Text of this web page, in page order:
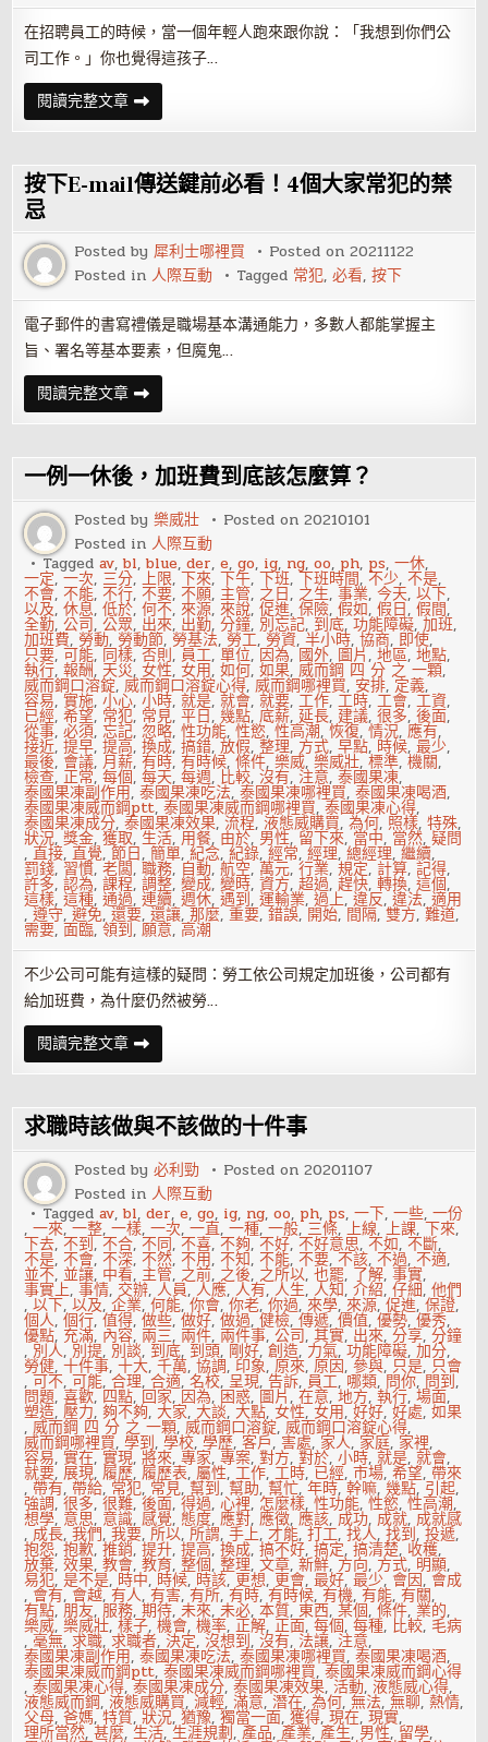
在招聘員工的時候，當一個年輕人跑來跟你說：「我想到你們公
司工作。」你也覺得這孩子…
閱讀完整文章面
試
被
你
想
在
幾
年？
該
怎
麼
回
答
按下E-mail傳送鍵前必看！4個大家常犯的禁
忌
Posted by犀利士哪裡買 Posted on20211122
Posted in人際互動 Tagged 常犯,必看,按下
電子郵件的書寫禮儀是職場基本溝通能力，多數人都能掌握主
旨、署名等基本要素，但魔鬼…
閱讀完整文章按
下
E-
傳
送
鍵
前
必
看！
4
個
大
家
常
犯
的
禁
忌
一例一休後，加班費到底該怎麼算？
Posted by樂威壯 Posted on20210101
Posted in人際互動
Taggedav,bl,blue,der,e,go, ig, ng,oo, ph, ps,一休,
一定,一次, 三分,上限,下來,下午,下班,下班時間,不少,不是,
不會,不能,不行,不要,不願,主管, 之日, 之生,事業,今天,以下,
以及,休息,低於,何不,來源,來說,促進,保險,假如,假日,假間,
全勤,公司,公眾, 出來, 出勤,分鐘, 別忘記, 到底,功能障礙,加班,
加班費, 勞動, 勞動節,勞基法, 勞工, 勞資,半小時,協商, 即使,
只要,可能, 同樣,否則,員工,單位, 因為, 國外, 圖片,地區,地點,
執行,報酬, 天災,女性,女用,如何,如果,威而鋼 四 分 之 一顆,
威而鋼口溶錠,威而鋼口溶錠心得,威而鋼哪裡買, 安排, 定義,
容易,實施,小心,小時,就是,就會,就要,工作,工時,工會,工資,
已經,希望, 常犯, 常見,平日,幾點,底薪,延長, 建議,很多,後面,
從事,必須,忘記,忽略,性功能,性慾,性高潮,恢復,情況,應有,
接近,提早,提高,換成,搞錯,放假,整理, 方式,早點, 時候,最少,
最後, 會議, 月薪,有時,有時候,條件,樂威,樂威壯,標準,機關,
檢查,正常,每個,每天,每週, 比較,沒有, 注意,泰國果凍,
泰國果凍副作用,泰國果凍吃法,泰國果凍哪裡買,泰國果凍喝酒,
泰國果凍威而鋼ptt,泰國果凍威而鋼哪裡買,泰國果凍心得,
泰國果凍成分,泰國果凍效果,流程,液態威購買,為何, 照樣,特殊,
狀況,獎金,獲取,生活, 用餐, 由於, 男性, 留下來, 當中, 當然,疑問
,直接,直覺,節日,簡單,紀念,紀錄,經常,經理,總經理,繼續,
罰錢, 習慣,老闆,職務, 自動,航空,萬元,行業,規定, 計算,記得,
許多,認為,課程,調整,變成,變時,資方,超過,趕快,轉換,這個,
這樣,這種,通過,連續,週休,遇到,運輸業,過上,違反,違法,適用
,遵守,避免,還要,還讓,那麼,重要,錯誤, 開始, 間隔,雙方,難道,
需要,面臨,領到,願意,高潮
不少公司可能有這樣的疑問：勞工依公司規定加班後，公司都有
給加班費，為什麼仍然被勞…
閱讀完整文章一
例
一
後，
加
班
費
到
底
該
怎
麼
算？
求職時該做與不該做的十件事
Posted by必利勁 Posted on20201107
Posted in人際互動
Taggedav,bl,der,e,go, ig, ng,oo, ph, ps,一下,一些,一份
,一來,一整,一樣,一次,一直,一種,一般,三條,上線,上課,下來,
下去,不到,不合,不同,不喜,不夠,不好,不好意思,不如,不斷,
不是,不會,不深,不然,不用,不知,不能,不要,不該,不過,不適,
並不,並讓, 中看,主管, 之前, 之後, 之所以,也罷, 了解,事實,
事實上,事情, 交辦,人員,人應,人有,人生,人知,介紹,仔細,他們
,以下,以及,企業,何能,你會,你老,你過,來學,來源,促進,保證,
個人,個行,值得,做些,做好,做過,健檢,傳遞,價值,優勢,優秀,
優點, 充滿, 內容, 兩三, 兩件, 兩件事,公司,其實, 出來,分享,分鐘
, 別人, 別提, 別談, 到底, 到頭, 剛好,創造, 力氣,功能障礙,加分,
勞健,十件事,十大,千萬,協調,印象,原來,原因,參與, 只是, 只會
,可不,可能,合理,合適,名校,呈現,告訴, 員工, 哪類, 問你, 問到,
問題,喜歡, 四點, 回家, 因為, 困惑, 圖片,在意,地方,執行,場面,
塑造,壓力,夠不夠,大家,大談,大點,女性,女用,好好,好處,如果
,威而鋼 四 分 之 一顆,威而鋼口溶錠,威而鋼口溶錠心得,
威而鋼哪裡買,學到,學校,學歷,客戶,害處, 家人, 家庭, 家裡,
容易,實在,實現,將來,專家,專案,對方,對於,小時,就是,就會,
就要,展現,履歷,履歷表,屬性,工作,工時, 已經,市場,希望,帶來
,帶有,帶給, 常犯, 常見,幫到,幫助,幫忙,年時,幹嘛,幾點, 引起,
強調,很多,很難,後面,得過,心裡, 怎麼樣,性功能,性慾,性高潮,
想學, 意思, 意識,感覺, 態度,應對,應徵,應該, 成功, 成就, 成就感
,成長,我們,我要,所以,所謂,手上,才能,打工,找人,找到,投遞,
抱怨,抱歉,推銷,提升,提高,換成,搞不好,搞定,搞清楚, 收穫,
放棄,效果,教會,教育,整個,整理,文章,新鮮, 方向, 方式, 明顯,
易犯,是不是, 時中, 時候, 時該, 更想, 更會,最好,最少, 會因, 會成
, 會有,會越,有人,有害,有所,有時,有時候,有機,有能,有關,
有點,朋友,服務,期待,未來,未必,本質,東西,某個,條件, 業的,
樂威,樂威壯,樣子,機會,機率,正解,正面,每個,每種, 比較, 毛病
,毫無,求職,求職者,決定,沒想到,沒有, 法讓, 注意,
泰國果凍副作用,泰國果凍吃法,泰國果凍哪裡買,泰國果凍喝酒,
泰國果凍威而鋼ptt,泰國果凍威而鋼哪裡買,泰國果凍威而鋼心得
,泰國果凍心得,泰國果凍成分,泰國果凍效果,活動,液態威心得,
液態威而鋼,液態威購買,減輕,滿意,潛在,為何,無法,無聊,熱情,
父母,爸媽,特質,狀況,猶豫,獨當一面,獲得,現在,現實,
理所當然,甚麼,生活,生涯規劃,產品,產業,產生, 男性, 留學,